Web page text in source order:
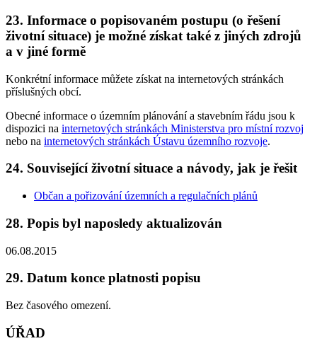
23. Informace o popisovaném postupu (o řešení
životní situace) je možné získat také z jiných zdrojů
a v jiné formě
Konkrétní informace můžete získat na internetových stránkách
příslušných obcí.
Obecné informace o územním plánování a stavebním řádu jsou k
dispozici na internetových stránkách Ministerstva pro místní rozvoj
nebo na internetových stránkách Ústavu územního rozvoje.
24. Související životní situace a návody, jak je řešit
Občan a pořizování územních a regulačních plánů
28. Popis byl naposledy aktualizován
06.08.2015
29. Datum konce platnosti popisu
Bez časového omezení.
ÚŘAD